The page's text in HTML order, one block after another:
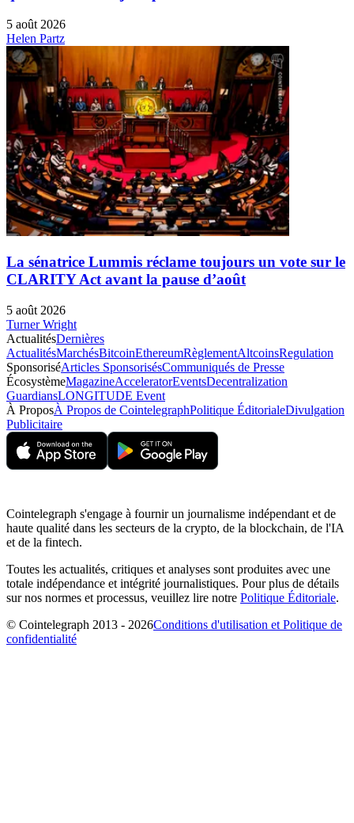
5 août 2026
Helen Partz
La sénatrice Lummis réclame toujours un vote sur le
CLARITY Act avant la pause d’août
5 août 2026
Turner Wright
ActualitésDernières
ActualitésMarchésBitcoinEthereumRèglementAltcoinsRegulation
SponsoriséArticles SponsorisésCommuniqués de Presse
ÉcosystèmeMagazineAcceleratorEventsDecentralization
GuardiansLONGITUDE Event
À ProposÀ Propos de CointelegraphPolitique ÉditorialeDivulgation
Publicitaire
Cointelegraph s'engage à fournir un journalisme indépendant et de
haute qualité dans les secteurs de la crypto, de la blockchain, de l'IA
et de la fintech.
Toutes les actualités, critiques et analyses sont produites avec une
totale indépendance et intégrité journalistiques. Pour plus de détails
sur nos normes et processus, veuillez lire notre Politique Éditoriale.
© Cointelegraph 2013 - 2026Conditions d'utilisation et Politique de
confidentialité